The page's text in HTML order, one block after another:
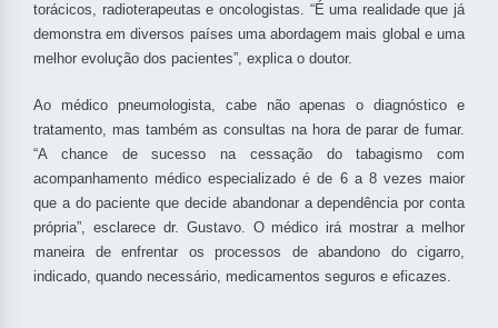
torácicos, radioterapeutas e oncologistas. “É uma realidade que já
demonstra em diversos países uma abordagem mais global e uma
melhor evolução dos pacientes”, explica o doutor.
Ao médico pneumologista, cabe não apenas o diagnóstico e
tratamento, mas também as consultas na hora de parar de fumar.
“A chance de sucesso na cessação do tabagismo com
acompanhamento médico especializado é de 6 a 8 vezes maior
que a do paciente que decide abandonar a dependência por conta
própria”, esclarece dr. Gustavo. O médico irá mostrar a melhor
maneira de enfrentar os processos de abandono do cigarro,
indicado, quando necessário, medicamentos seguros e eficazes.